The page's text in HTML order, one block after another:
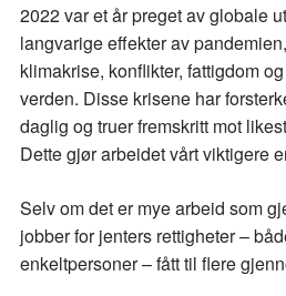
2022 var et år preget av globale
langvarige effekter av
klimakrise, konflikter, fattigdom
verden. Disse krisene har
daglig og truer fremskritt mot
Dette gjør arbeidet vårt viktigere
Selv om det er mye arbeid som
jobber for jenters rettigheter –
enkeltpersoner – fått til flere